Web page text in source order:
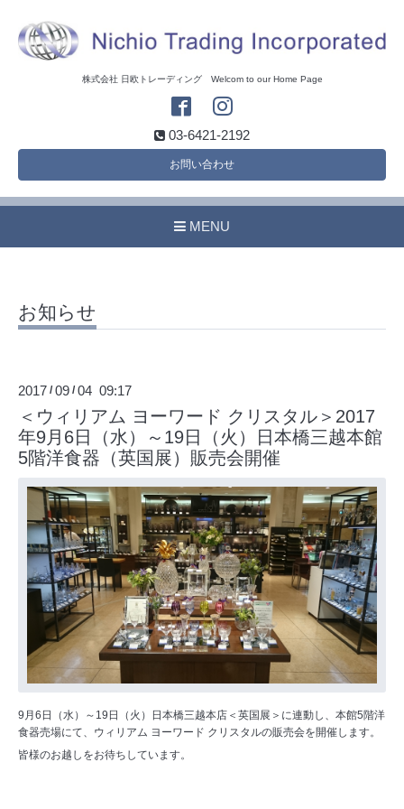
株式会社 日欧トレーディング Welcom to our Home Page
03-6421-2192
お問い合わせ
MENU
お知らせ
2017 /09 /04 09:17
＜ウィリアム ヨーワード クリスタル＞2017
年9月6日（水）～19日（火）日本橋三越本館
5階洋食器（英国展）販売会開催
9月6日（水）～19日（火）日本橋三越本店＜英国展＞に連動し、本館5階洋
食器売場にて、ウィリアム ヨーワード クリスタルの販売会を開催します。
皆様のお越しをお待ちしています。